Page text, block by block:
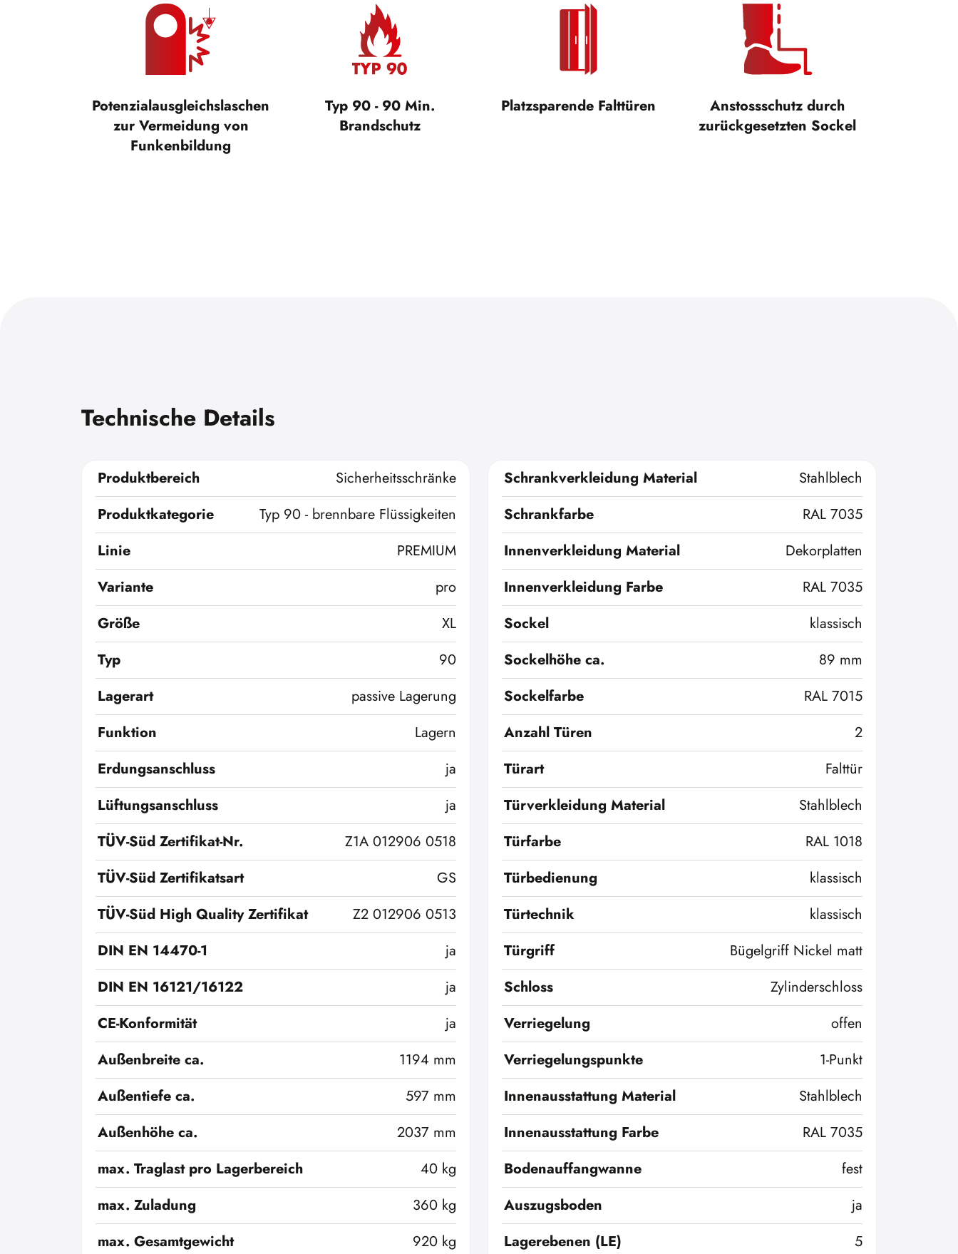
Potenzialausgleichslaschen
zur Vermeidung von
Funkenbildung
Typ 90 - 90 Min.
Brandschutz
Platzsparende Falttüren
Anstossschutz durch
zurückgesetzten Sockel
Technische Details
Produktbereich
Sicherheitsschränke
Produktkategorie
Typ 90 - brennbare Flüssigkeiten
Linie
PREMIUM
Variante
pro
Größe
XL
Typ
90
Lagerart
passive Lagerung
Funktion
Lagern
Erdungsanschluss
ja
Lüftungsanschluss
ja
TÜV-Süd Zertifikat-Nr.
Z1A 012906 0518
TÜV-Süd Zertifikatsart
GS
TÜV-Süd High Quality Zertifikat
Z2 012906 0513
DIN EN 14470-1
ja
DIN EN 16121/16122
ja
CE-Konformität
ja
Außenbreite ca.
1194 mm
Außentiefe ca.
597 mm
Außenhöhe ca.
2037 mm
max. Traglast pro Lagerbereich
40 kg
max. Zuladung
360 kg
max. Gesamtgewicht
920 kg
Schrankverkleidung Material
Stahlblech
Schrankfarbe
RAL 7035
Innenverkleidung Material
Dekorplatten
Innenverkleidung Farbe
RAL 7035
Sockel
klassisch
Sockelhöhe ca.
89 mm
Sockelfarbe
RAL 7015
Anzahl Türen
2
Türart
Falttür
Türverkleidung Material
Stahlblech
Türfarbe
RAL 1018
Türbedienung
klassisch
Türtechnik
klassisch
Türgriff
Bügelgriff Nickel matt
Schloss
Zylinderschloss
Verriegelung
offen
Verriegelungspunkte
1-Punkt
Innenausstattung Material
Stahlblech
Innenausstattung Farbe
RAL 7035
Bodenauffangwanne
fest
Auszugsboden
ja
Lagerebenen (LE)
5